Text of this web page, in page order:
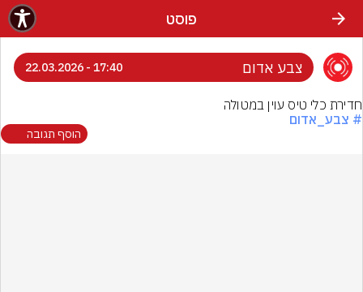
פוסט
צבע אדום 17:40 - 22.03.2026
חדירת כלי טיס עוין במטולה
# צבע_אדום
הוסף תגובה